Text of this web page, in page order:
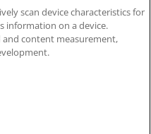
scan device characteristics for
information on a device.
and content measurement,